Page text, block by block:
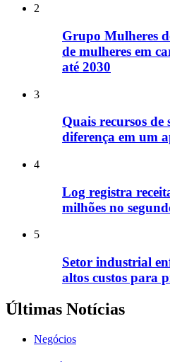
2
Grupo Mulheres
de mulheres em
até 2030
3
Quais recursos de
diferença em um
4
Log registra
milhões no
5
Setor industrial
altos custos para
Últimas Notícias
Negócios